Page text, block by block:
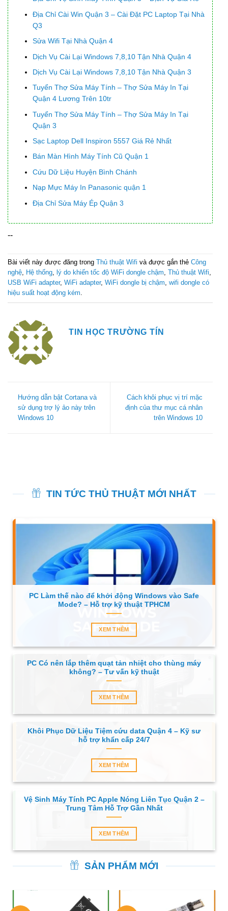
Địa Chỉ Cài Win Quận 3 – Cài Đặt PC Laptop Tại Nhà
Q3
Sửa Wifi Tại Nhà Quận 4
Dịch Vụ Cài Lại Windows 7,8,10 Tận Nhà Quận 4
Dịch Vụ Cài Lại Windows 7,8,10 Tận Nhà Quận 3
Tuyển Thợ Sửa Máy Tính – Thợ Sửa Máy In Tại
Quận 4 Lương Trên 10tr
Tuyển Thợ Sửa Máy Tính – Thợ Sửa Máy In Tại
Quận 3
Sạc Laptop Dell Inspiron 5557 Giá Rẻ Nhất
Bán Màn Hình Máy Tính Cũ Quận 1
Cứu Dữ Liệu Huyện Bình Chánh
Nạp Mực Máy In Panasonic quận 1
Địa Chỉ Sửa Máy Ép Quận 3
--
Bài viết này được đăng trong Thủ thuật Wifi và được gắn thẻ Công
nghệ, Hệ thống, lý do khiến tốc độ WiFi dongle chậm, Thủ thuật Wifi,
USB WiFi adapter, WiFi adapter, WiFi dongle bị chậm, wifi dongle có
hiệu suất hoạt động kém.
TIN HỌC TRƯỜNG TÍN
Hướng dẫn bật Cortana và
sử dụng trợ lý ảo này trên
Windows 10
Cách khôi phục vị trí mặc
định của thư mục cá nhân
trên Windows 10
TIN TỨC THỦ THUẬT MỚI NHẤT
PC Làm thế nào để khởi động Windows vào Safe
Mode? – Hỗ trợ kỹ thuật TPHCM
XEM THÊM
PC Có nên lắp thêm quạt tản nhiệt cho thùng máy
không? – Tư vấn kỹ thuật
XEM THÊM
Khôi Phục Dữ Liệu Tiệm cứu data Quận 4 – Kỹ sư
hỗ trợ khẩn cấp 24/7
XEM THÊM
Vệ Sinh Máy Tính PC Apple Nóng Liên Tục Quận 2 –
Trung Tâm Hỗ Trợ Gần Nhất
XEM THÊM
SẢN PHẨM MỚI